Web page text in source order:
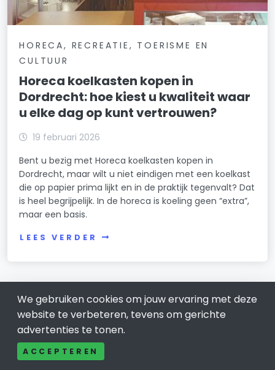
HORECA, RECREATIE, TOERISME EN
CULTUUR
Horeca koelkasten kopen in
Dordrecht: hoe kiest u kwaliteit waar
u elke dag op kunt vertrouwen?
19 februari 2026
Bent u bezig met Horeca koelkasten kopen in
Dordrecht, maar wilt u niet eindigen met een koelkast
die op papier prima lijkt en in de praktijk tegenvalt? Dat
is heel begrijpelijk. In de horeca is koeling geen “extra”,
maar een basis.
LEES VERDER
We gebruiken cookies om jouw ervaring met deze
website te verbeteren, tevens om gerichte
advertenties te tonen.
ACCEPTEREN